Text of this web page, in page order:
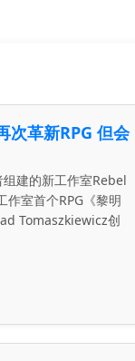
次革新RPG 但会
建的新工作室Rebel
室首个RPG《黎明
Tomaszkiewicz创